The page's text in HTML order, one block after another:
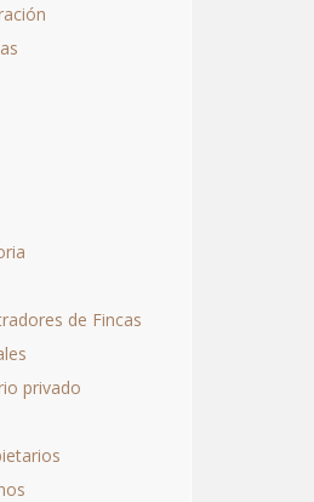
de Fincas
privado